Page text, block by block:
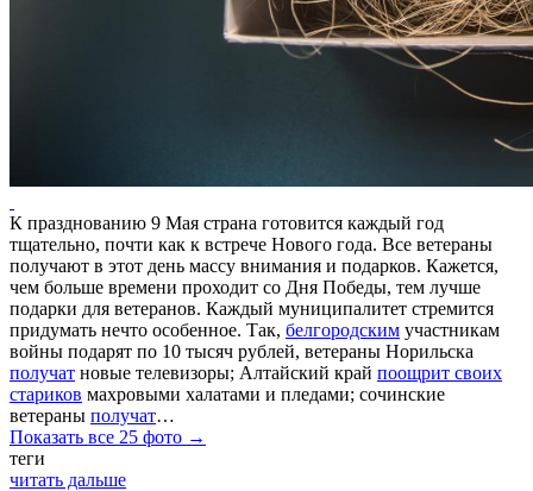
К празднованию 9 Мая страна готовится каждый год
тщательно, почти как к встрече Нового года. Все ветераны
получают в этот день массу внимания и подарков. Кажется,
чем больше времени проходит со Дня Победы, тем лучше
подарки для ветеранов. Каждый муниципалитет стремится
придумать нечто особенное. Так, белгородским участникам
войны подарят по 10 тысяч рублей, ветераны Норильска
получат новые телевизоры; Алтайский край поощрит своих
стариков махровыми халатами и пледами; сочинские
ветераны получат…
Показать все 25 фото →
теги
читать дальше